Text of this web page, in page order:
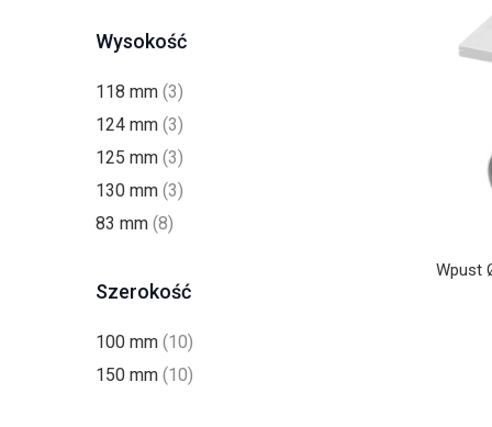
Wpust
Wysokość
118 mm (3)
124 mm (3)
125 mm (3)
130 mm (3)
83 mm (8)
Szerokość
100 mm (10)
150 mm (10)